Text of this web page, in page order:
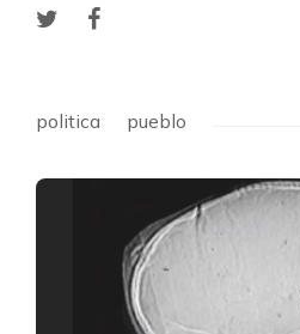
politica pueblo